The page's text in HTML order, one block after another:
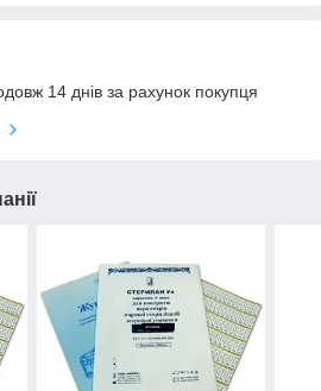
14 днів за рахунок покупця